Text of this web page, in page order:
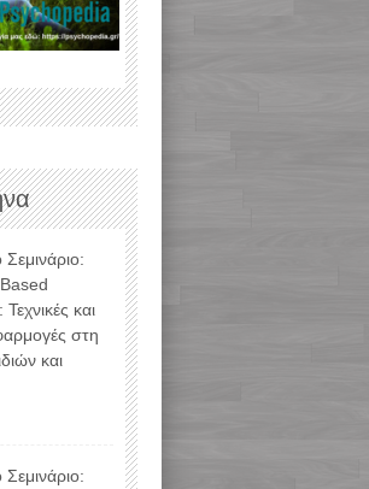
Σεμινάριο:
και
στη
και
Σεμινάριο: